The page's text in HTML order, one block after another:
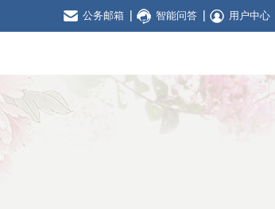
公务邮箱 智能问答 用户中心